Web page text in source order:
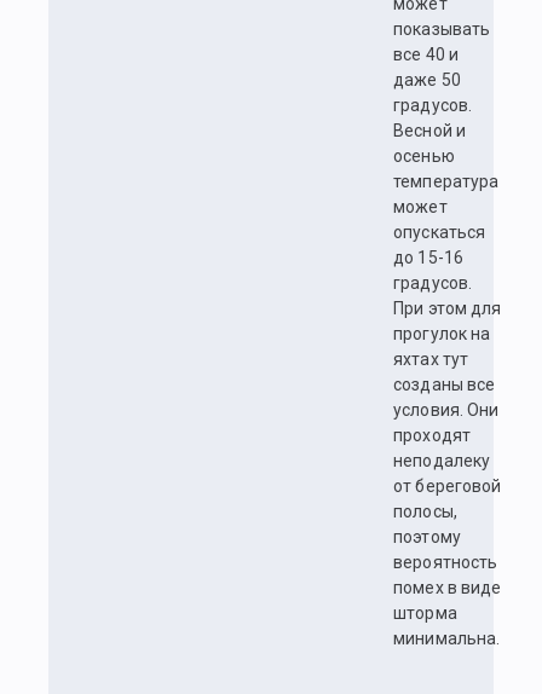
может
показывать
все 40 и
даже 50
градусов.
Весной и
осенью
температура
может
опускаться
до 15-16
градусов.
При этом для
прогулок на
яхтах тут
созданы все
условия. Они
проходят
неподалеку
от береговой
полосы,
поэтому
вероятность
помех в виде
шторма
минимальна.